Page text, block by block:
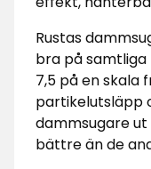
Rustas
bra på
7,5 på en skala
partikelutsläpp
dammsugare
bättre än de